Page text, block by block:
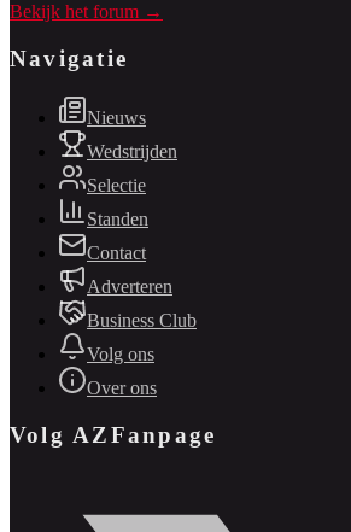
Bekijk het forum →
Navigatie
Nieuws
Wedstrijden
Selectie
Standen
Contact
Adverteren
Business Club
Volg ons
Over ons
Volg AZFanpage